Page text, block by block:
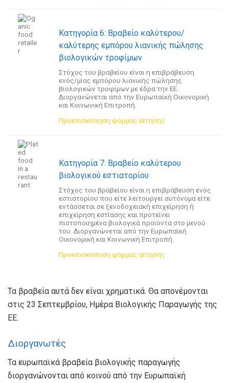
Κατηγορία 6: Βραβείο καλύτερου/
καλύτερης εμπόρου λιανικής πώλησης
βιολογικών τροφίμων
Στόχος του βραβείου είναι η επιβράβευση
ενός/μίας εμπόρου λιανικής πώλησης
βιολογικών τροφίμων με έδρα την ΕΕ.
Διοργανώνεται από την Ευρωπαϊκή Οικονομική
και Κοινωνική Επιτροπή.
Προεπισκόπηση φόρμας αίτησης
Κατηγορία 7: Βραβείο καλύτερου
βιολογικού εστιατορίου
Στόχος του βραβείου είναι η επιβράβευση ενός
εστιατορίου που είτε λειτουργεί αυτόνομα είτε
εντάσσεται σε ξενοδοχειακή επιχείρηση ή
επιχείρηση εστίασης και προτείνει
πιστοποιημένα βιολογικά προϊόντα στο μενού
του. Διοργανώνεται από την Ευρωπαϊκή
Οικονομική και Κοινωνική Επιτροπή.
Προεπισκόπηση φόρμας αίτησης
Τα βραβεία αυτά δεν είναι χρηματικά. Θα απονέμονται
στις 23 Σεπτεμβρίου, Ημέρα Βιολογικής Παραγωγής της
ΕΕ.
Διοργανωτές
Τα ευρωπαϊκά βραβεία βιολογικής παραγωγής
διοργανώνονται από κοινού από την Ευρωπαϊκή